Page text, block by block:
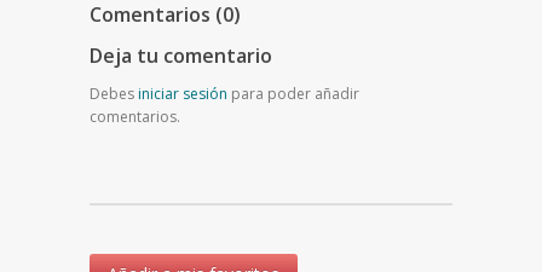
Comentarios (0)
Deja tu comentario
Debesiniciar sesión para poder añadir
comentarios.